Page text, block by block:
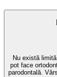
Nu există
pot face
parodontală.